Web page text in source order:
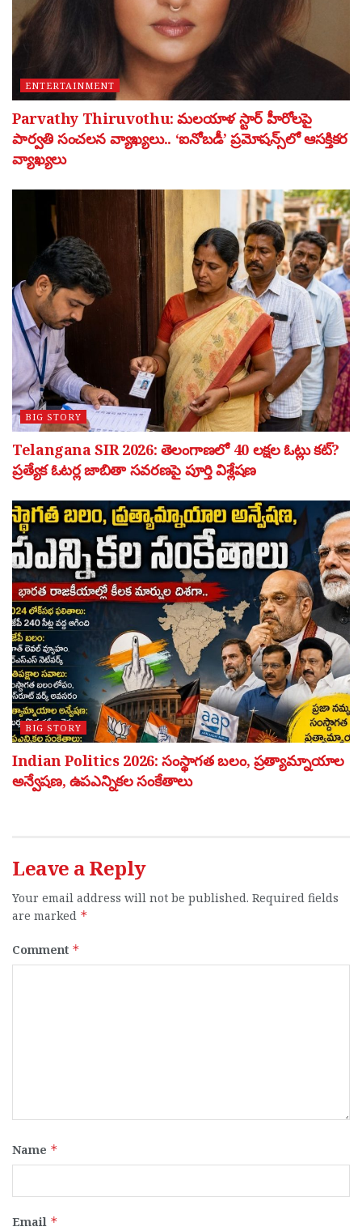
ENTERTAINMENT
Parvathy Thiruvothu: మలయాళ స్టార్ హీరోలపై
పార్వతి సంచలన వ్యాఖ్యలు.. ‘ఐనోబడీ’ ప్రమోషన్స్‌లో ఆసక్తికర
వ్యాఖ్యలు
BIG STORY
Telangana SIR 2026: తెలంగాణలో 40 లక్షల ఓట్లు కట్?
ప్రత్యేక ఓటర్ల జాబితా సవరణపై పూర్తి విశ్లేషణ
BIG STORY
Indian Politics 2026: సంస్థాగత బలం, ప్రత్యామ్నాయాల
అన్వేషణ, ఉపఎన్నికల సంకేతాలు
Leave a Reply
Your email address will not be published. Required fields
are marked *
Comment *
Name *
Email *